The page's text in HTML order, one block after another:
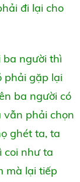
đi lại cho
ba người thì
phải gặp lại
ba người có
phải chọn
ghét ta, ta
coi như ta
mà lại tiếp